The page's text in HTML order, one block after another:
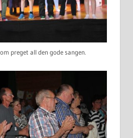
preget all den gode sangen.